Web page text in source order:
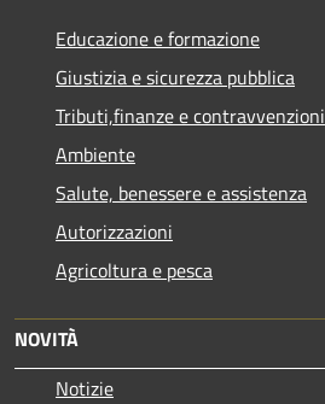
Educazione e formazione
Giustizia e sicurezza pubblica
Tributi,finanze e contravvenzioni
Ambiente
Salute, benessere e assistenza
Autorizzazioni
Agricoltura e pesca
NOVITÀ
Notizie